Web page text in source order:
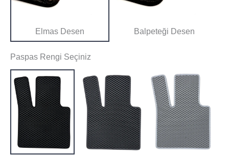
Elmas Desen Balpeteği Desen
Paspas Rengi Seçiniz